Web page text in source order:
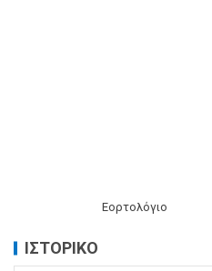
Εορτολόγιο
ΙΣΤΟΡΙΚΌ